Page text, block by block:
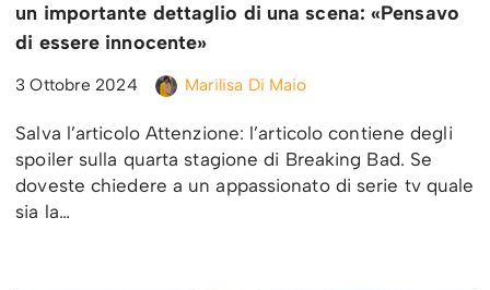
un importante dettaglio di una scena: «Pensavo
di essere innocente»
3 Ottobre 2024 Marilisa Di Maio
Salva l’articolo Attenzione: l’articolo contiene degli
spoiler sulla quarta stagione di Breaking Bad. Se
doveste chiedere a un appassionato di serie tv quale
sia la…